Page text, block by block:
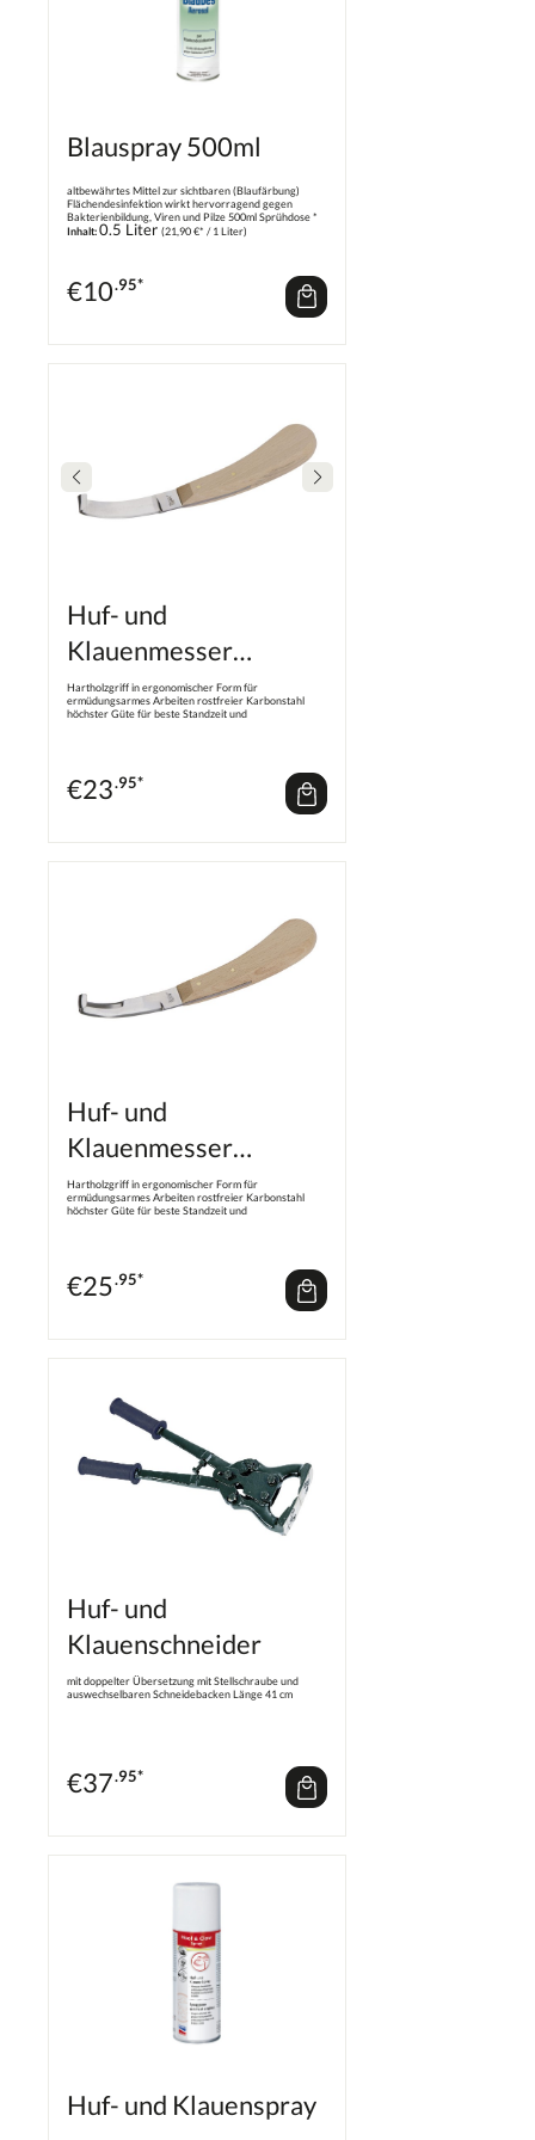
Blauspray 500ml
altbewährtes Mittel zur sichtbaren (Blaufärbung)
Flächendesinfektion wirkt hervorragend gegen
Bakterienbildung, Viren und Pilze 500ml Sprühdose *
Biozidprodukte vorsichtig verwenden. Vor Gebrauch
Inhalt:0.5 Liter (21,90 €* / 1 Liter)
€10.95*
Huf- und
Klauenmesser
einschneidig
Hartholzgriff in ergonomischer Form für
ermüdungsarmes Arbeiten rostfreier Karbonstahl
höchster Güte für beste Standzeit und
€23.95*
Huf- und
Klauenmesser
zweischneidig
Hartholzgriff in ergonomischer Form für
ermüdungsarmes Arbeiten rostfreier Karbonstahl
höchster Güte für beste Standzeit und
€25.95*
Huf- und
Klauenschneider
mit doppelter Übersetzung mit Stellschraube und
auswechselbaren Schneidebacken Länge 41 cm
€37.95*
Huf- und Klauenspray